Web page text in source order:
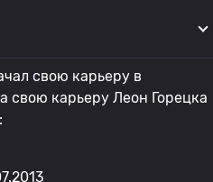
свою карьеру в
свою карьеру Леон Горецка